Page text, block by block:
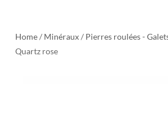
Home/ Minéraux/ Pierres roulées -
Quartz rose